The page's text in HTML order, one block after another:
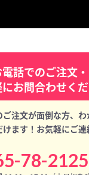
電話でのご注文
お問合わせくだ
注文が面倒な方、
ます！お気軽にご連
78-2125